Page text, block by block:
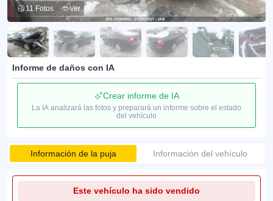
11 Fotos Ver
Informe de daños con IA
Crear informe de IA
La IA analizará las fotos y preparará un informe sobre el estado
del vehículo
Información de la puja Información del vehículo
Este vehículo ha sido vendido